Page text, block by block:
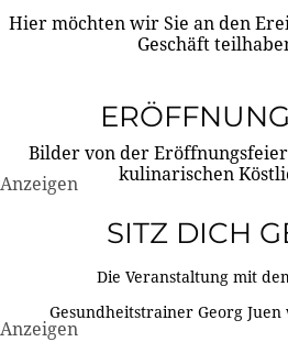
Hier möchten wir Sie an den
Geschäft
Bilder von der
kulinarischen
Anzeigen
SITZ DICH
Die Veranstaltung mit
Gesundheitstrainer Georg
Anzeigen